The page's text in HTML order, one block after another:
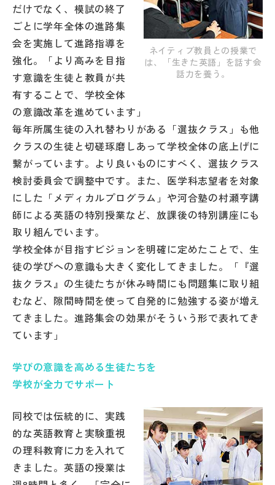
ネイティブ教員との授業で
は、「生きた英語」を話す会
話力を養う。
だけでなく、模試の終了
ごとに学年全体の進路集
会を実施して進路指導を
強化。「より高みを目指
す意識を生徒と教員が共
有することで、学校全体
の意識改革を進めています」
毎年所属生徒の入れ替わりがある「選抜クラス」も他
クラスの生徒と切磋琢磨しあって学校全体の底上げに
繋がっています。より良いものにすべく、選抜クラス
検討委員会で調整中です。また、医学科志望者を対象
にした「メディカルプログラム」や河合塾の村瀬亨講
師による英語の特別授業など、放課後の特別講座にも
取り組んでいます。
学校全体が目指すビジョンを明確に定めたことで、生
徒の学びへの意識も大きく変化してきました。「『選
抜クラス』の生徒たちが休み時間にも問題集に取り組
むなど、隙間時間を使って自発的に勉強する姿が増え
てきました。進路集会の効果がそういう形で表れてき
ています」
学びの意識を高める生徒たちを
学校が全力でサポート
同校では伝統的に、実践
的な英語教育と実験重視
の理科教育に力を入れて
きました。英語の授業は